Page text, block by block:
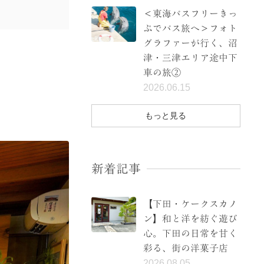
＜東海バスフリーきっ
ぷでバス旅へ＞フォト
グラファーが行く、沼
津・三津エリア途中下
車の旅②
2026.06.15
もっと見る
新着記事
【下田・ケークスカノ
ン】和と洋を紡ぐ遊び
心。下田の日常を甘く
彩る、街の洋菓子店